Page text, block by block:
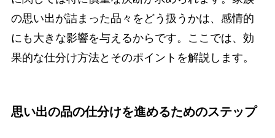
の思い出が詰まった品々をどう扱うかは、感情的
にも大きな影響を与えるからです。ここでは、効
果的な仕分け方法とそのポイントを解説します。
思い出の品の仕分けを進めるためのステップ